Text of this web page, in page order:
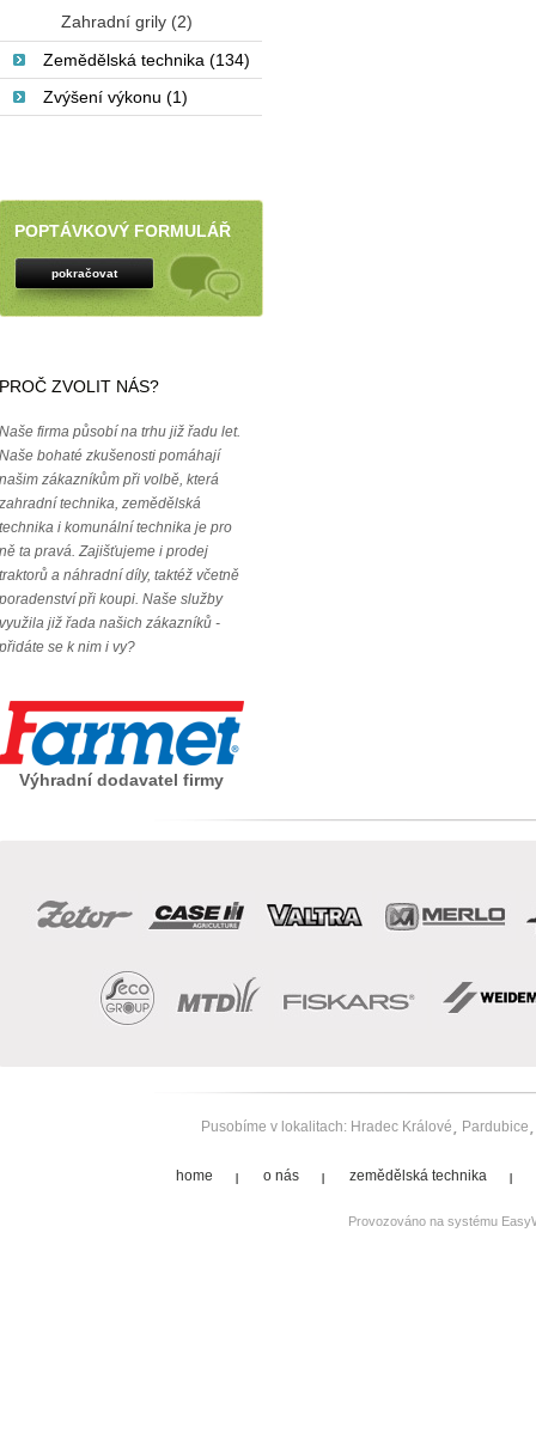
Zahradní grily (2)
Zemědělská technika (134)
Zvýšení výkonu (1)
POPTÁVKOVÝ FORMULÁŘ
pokračovat
PROČ ZVOLIT NÁS?
Naše firma působí na trhu již řadu let.
Naše bohaté zkušenosti pomáhají
našim zákazníkům při volbě, která
zahradní technika, zemědělská
technika i komunální technika je pro
ně ta pravá. Zajišťujeme i prodej
traktorů a náhradní díly, taktéž včetně
poradenství při koupi. Naše služby
využila již řada našich zákazníků -
přidáte se k nim i vy?
Výhradní dodavatel firmy
Pusobíme v lokalitach: Hradec Králové Pardubice
home o nás zemědělská technika
Provozováno na systému